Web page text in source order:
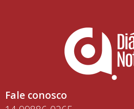
Fale conosco